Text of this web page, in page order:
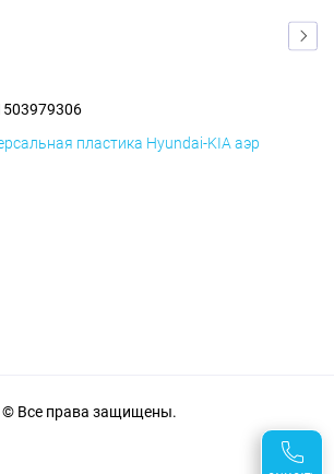
пластика Hyundai-KIA аэр
© Все права защищены.